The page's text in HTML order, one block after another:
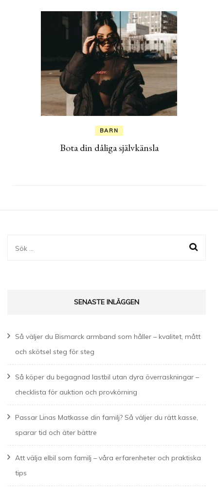
BARN
Bota din dåliga självkänsla
Sök
SENASTE INLÄGGEN
Så väljer du Bismarck armband som håller – kvalitet, mått
och skötsel steg för steg
Så köper du begagnad lastbil utan dyra överraskningar –
checklista för auktion och provkörning
Passar Linas Matkasse din familj? Så väljer du rätt kasse,
sparar tid och äter bättre
Att välja elbil som familj – våra erfarenheter och praktiska
tips